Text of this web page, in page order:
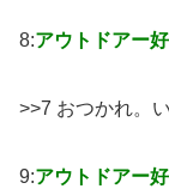
8:アウトドアー
>>7 おつかれ。
9:アウトドアー